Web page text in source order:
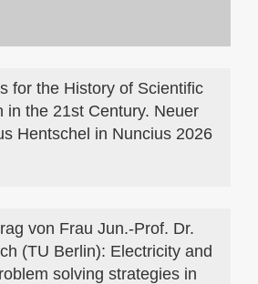
for the History of Scientific
in the 21st Century. Neuer
Hentschel in Nuncius 2026
von Frau Jun.-Prof. Dr.
(TU Berlin): Electricity and
solving strategies in